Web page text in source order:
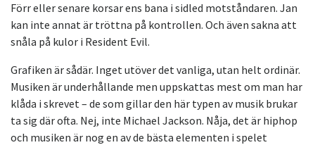
Förr eller senare korsar ens bana i sidled motståndaren. Jan
kan inte annat är tröttna på kontrollen. Och även sakna att
snåla på kulor i Resident Evil.
Grafiken är sådär. Inget utöver det vanliga, utan helt ordinär.
Musiken är underhållande men uppskattas mest om man har
klåda i skrevet – de som gillar den här typen av musik brukar
ta sig där ofta. Nej, inte Michael Jackson. Nåja, det är hiphop
och musiken är nog en av de bästa elementen i spelet